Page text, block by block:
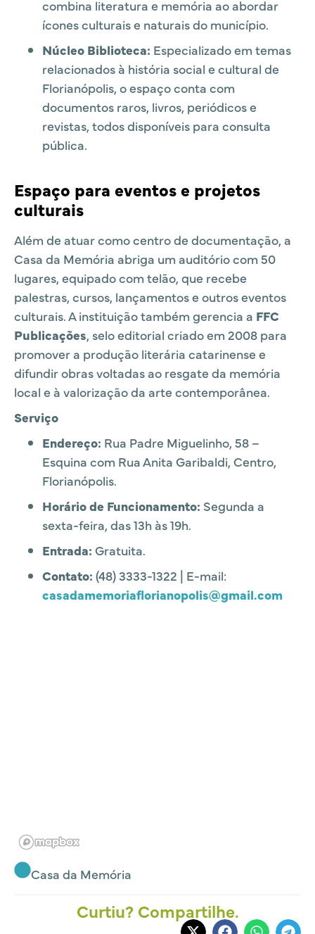
combina literatura e memória ao abordar
ícones culturais e naturais do município.
Núcleo Biblioteca: Especializado em temas
relacionados à história social e cultural de
Florianópolis, o espaço conta com
documentos raros, livros, periódicos e
revistas, todos disponíveis para consulta
pública.
Espaço para eventos e projetos
culturais
Além de atuar como centro de documentação, a
Casa da Memória abriga um auditório com 50
lugares, equipado com telão, que recebe
palestras, cursos, lançamentos e outros eventos
culturais. A instituição também gerencia a FFC
Publicações, selo editorial criado em 2008 para
promover a produção literária catarinense e
difundir obras voltadas ao resgate da memória
local e à valorização da arte contemporânea.
Serviço
Endereço: Rua Padre Miguelinho, 58 –
Esquina com Rua Anita Garibaldi, Centro,
Florianópolis.
Horário de Funcionamento: Segunda a
sexta-feira, das 13h às 19h.
Entrada: Gratuita.
Contato: (48) 3333-1322 | E-mail:
casadamemoriaflorianopolis@gmail.com
Casa da Memória
Curtiu? Compartilhe.